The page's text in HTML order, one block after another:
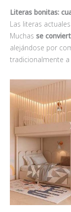
Literas bonitas:
Las literas
Muchas se
alejándose por
tradicionalmente